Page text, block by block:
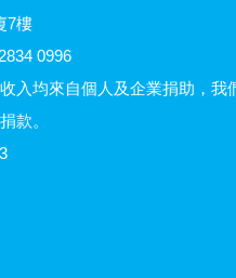
7樓
0996
入均來自個人及企業捐助，我
款。